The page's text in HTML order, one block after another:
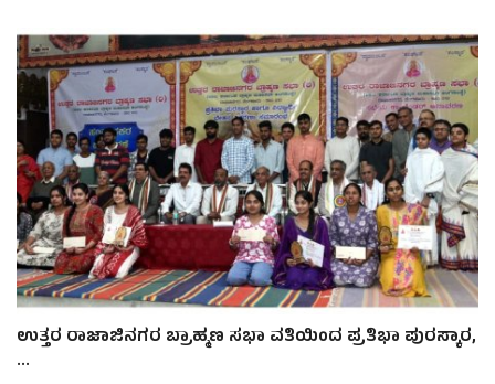
ಉತ್ತರ ರಾಜಾಜಿನಗರ ಬ್ರಾಹ್ಮಣ ಸಭಾ ವತಿಯಿಂದ ಪ್ರತಿಭಾ ಪುರಸ್ಕಾರ,
...